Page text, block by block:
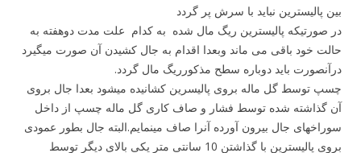
بین پالیسترین نباید با سرش پر گردد
در صورتیکه پالیسترین ریگ مال شده به کدام علت مدت دوهفته به
حالت خود باقی می ماند وبعدا اقدام به جال کشیدن آن صورت میگیرد
درآنصورت باید دوباره سطح مذکورریگ مال گردد.
چسپ توسط گل ماله بروی پالیسرین کشانیده میشود بعدا جال بروی
آن گذاشته شده توسط فشار و صاف کاری گل ماله چسپ از داخل
سوراخهای جال بیرون آورده آنرا صاف مینمایم.البته جال بطور عمودی
بروی پالیسترین با گذاشتن 10 سانتی متر یکی بالای دیگر توسط